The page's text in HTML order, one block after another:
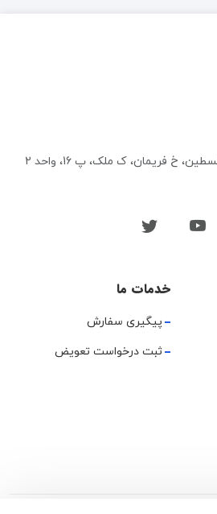
خ فریمان، ک ملک، پ 16، واحد 2
خدمات ما
پیگیری سفارش
ثبت درخواست تعویض